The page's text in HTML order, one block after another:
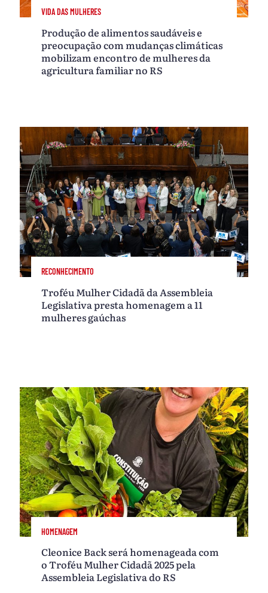
VIDA DAS MULHERES
Produção de alimentos saudáveis e
preocupação com mudanças climáticas
mobilizam encontro de mulheres da
agricultura familiar no RS
RECONHECIMENTO
Troféu Mulher Cidadã da Assembleia
Legislativa presta homenagem a 11
mulheres gaúchas
HOMENAGEM
Cleonice Back será homenageada com
o Troféu Mulher Cidadã 2025 pela
Assembleia Legislativa do RS